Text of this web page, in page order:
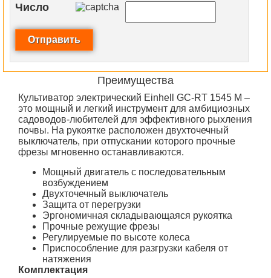
Число
Преимущества
Культиватор электрический Einhell GC-RT 1545 M –
это мощный и легкий инструмент для амбициозных
садоводов-любителей для эффективного рыхления
почвы. На рукоятке расположен двухточечный
выключатель, при отпускании которого прочные
фрезы мгновенно останавливаются.
Мощный двигатель с последовательным
возбуждением
Двухточечный выключатель
Защита от перегрузки
Эргономичная складывающаяся рукоятка
Прочные режущие фрезы
Регулируемые по высоте колеса
Приспособление для разгрузки кабеля от
натяжения
Комплектация